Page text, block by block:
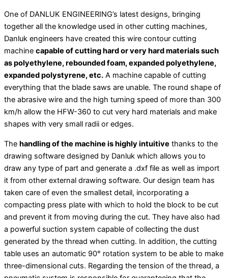
One of DANLUK ENGINEERING’s latest designs, bringing
together all the knowledge used in other cutting machines,
Danluk engineers have created this wire contour cutting
machine capable of cutting hard or very hard materials such
as polyethylene, rebounded foam, expanded polyethylene,
expanded polystyrene, etc. A machine capable of cutting
everything that the blade saws are unable. The round shape of
the abrasive wire and the high turning speed of more than 300
km/h allow the HFW-360 to cut very hard materials and make
shapes with very small radii or edges.
The handling of the machine is highly intuitive thanks to the
drawing software designed by Danluk which allows you to
draw any type of part and generate a .dxf file as well as import
it from other external drawing software. Our design team has
taken care of even the smallest detail, incorporating a
compacting press plate with which to hold the block to be cut
and prevent it from moving during the cut. They have also had
a powerful suction system capable of collecting the dust
generated by the thread when cutting. In addition, the cutting
table uses an automatic 90° rotation system to be able to make
three-dimensional cuts. Regarding the tension of the thread, a